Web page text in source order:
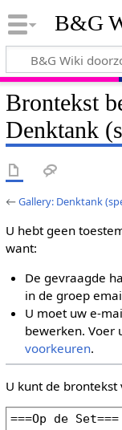
B&G
Brontekst
Denktank
←Gallery: Denktank
U hebt geen
want:
De gevraagde
in de groep
U moet uw e-
bewerken. Voer
voorkeuren.
U kunt de